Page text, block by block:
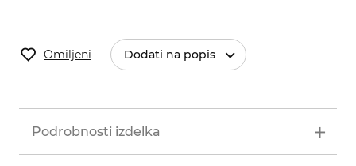
Omiljeni Dodati na popis
Podrobnosti izdelka